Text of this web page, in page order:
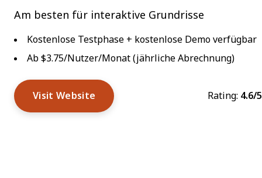
Am besten für interaktive Grundrisse
Kostenlose Testphase + kostenlose Demo verfügbar
Ab $3.75/Nutzer/Monat (jährliche Abrechnung)
Visit Website Rating: 4.6/5